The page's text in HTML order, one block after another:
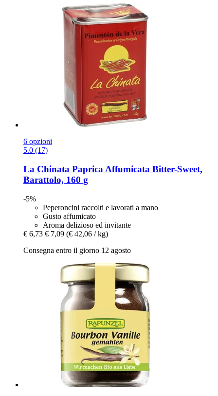
6 opzioni
5.0 (17)
La Chinata Paprica Affumicata Bitter-​Sweet,
Barattolo, 160 g
-5%
Peperoncini raccolti e lavorati a mano
Gusto affumicato
Aroma delizioso ed invitante
€ 6,73 € 7,09 (€ 42,06 / kg)
Consegna entro il giorno 12 agosto